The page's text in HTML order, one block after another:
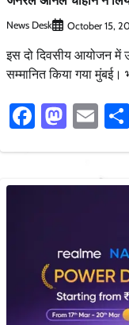
News Desk October 15,
इस दो दिवसीय आयोजन में
सम्मानित किया गया
Facebook